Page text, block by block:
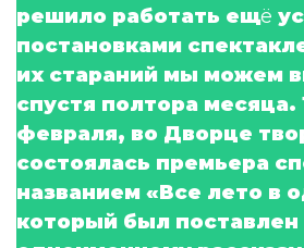
решило работать ещё
постановками
их стараний мы можем
спустя полтора месяца.
февраля, во Дворце
состоялась премьера
названием «Все лето в
который был поставлен